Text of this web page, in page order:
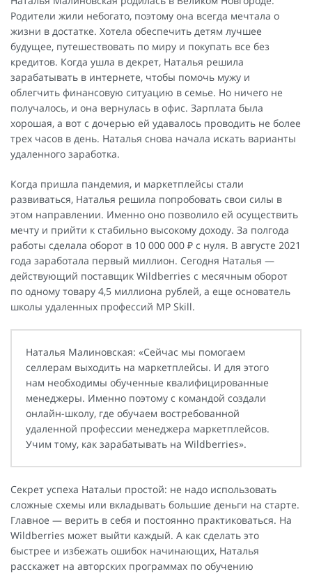
Родители жили небогато, поэтому она всегда мечтала о
жизни в достатке. Хотела обеспечить детям лучшее
будущее, путешествовать по миру и покупать все без
кредитов. Когда ушла в декрет, Наталья решила
зарабатывать в интернете, чтобы помочь мужу и
облегчить финансовую ситуацию в семье. Но ничего не
получалось, и она вернулась в офис. Зарплата была
хорошая, а вот с дочерью ей удавалось проводить не более
трех часов в день. Наталья снова начала искать варианты
удаленного заработка.
Когда пришла пандемия, и маркетплейсы стали
развиваться, Наталья решила попробовать свои силы в
этом направлении. Именно оно позволило ей осуществить
мечту и прийти к стабильно высокому доходу. За полгода
работы сделала оборот в 10 000 000 ₽ с нуля. В августе 2021
года заработала первый миллион. Cегодня Наталья —
действующий поставщик Wildberries с месячным оборот
по одному товару 4,5 миллиона рублей, а еще основатель
школы удаленных профессий MP Skill.
Наталья Малиновская: «Сейчас мы помогаем
селлерам выходить на маркетплейсы. И для этого
нам необходимы обученные квалифицированные
менеджеры. Именно поэтому с командой создали
онлайн-школу, где обучаем востребованной
удаленной профессии менеджера маркетплейсов.
Учим тому, как зарабатывать на Wildberries».
Секрет успеха Натальи простой: не надо использовать
сложные схемы или вкладывать большие деньги на старте.
Главное — верить в себя и постоянно практиковаться. На
Wildberries может выйти каждый. А как сделать это
быстрее и избежать ошибок начинающих, Наталья
расскажет на авторских программах по обучению